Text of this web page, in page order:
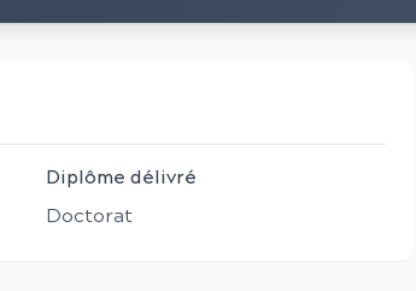
Diplôme délivré
Doctorat